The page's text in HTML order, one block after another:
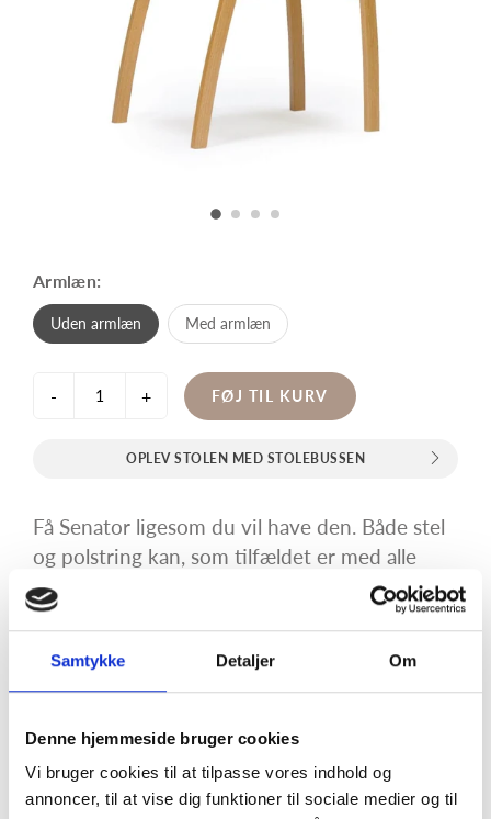
Samtykke Detaljer Om
Denne hjemmeside bruger cookies
Vi bruger cookies til at tilpasse vores indhold og
annoncer, til at vise dig funktioner til sociale medier og til
Armlæn:
Uden armlæn Med armlæn
- + FØJ TIL KURV
OPLEV STOLEN MED STOLEBUSSEN
Få Senator ligesom du vil have den. Både stel
og polstring kan, som tilfældet er med alle
Farstrups stole, tilpasses den farve du ønsker. I
denne stabelstol er der garanti for god
høj ryg, hvilket med sikkerhed er et hit.
stabelbar. Senator fås med armlæn og
aftageligt betræk. Derudover er der et bord i
samme serie. Farstrup Contract stole leveres i